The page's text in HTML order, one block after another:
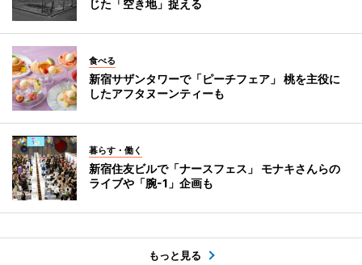
じた「空き地」捉える
食べる
新宿サザンタワーで「ピーチフェア」 桃を主役に
したアフタヌーンティーも
暮らす・働く
新宿住友ビルで「ナースフェス」 モナキさんらの
ライブや「腕-1」企画も
もっと見る